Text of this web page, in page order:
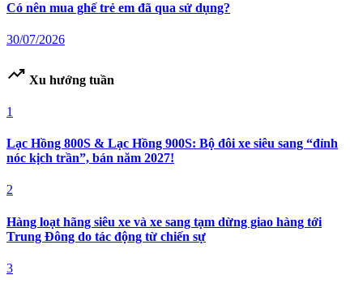
Có nên mua ghế trẻ em đã qua sử dụng?
30/07/2026
trending_up Xu hướng tuần
1
Lạc Hồng 800S & Lạc Hồng 900S: Bộ đôi xe siêu sang “đỉnh
nóc kịch trần”, bán năm 2027!
2
Hàng loạt hãng siêu xe và xe sang tạm dừng giao hàng tới
Trung Đông do tác động từ chiến sự
3